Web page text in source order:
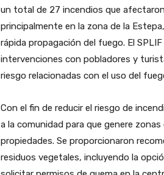
un total de 27 incendios que
principalmente en la zona de la
rápida propagación del fuego. El
intervenciones con pobladores y
riesgo relacionadas con el uso del
Con el fin de reducir el riesgo de
a la comunidad para que genere
propiedades. Se proporcionaron
residuos vegetales, incluyendo la